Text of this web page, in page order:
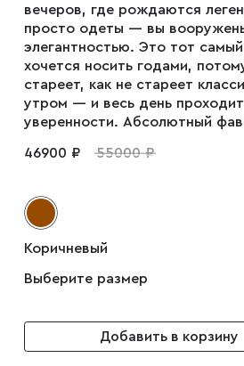
Парки
Плащи
Пиджаки
Джемперы
Водолазки
вечеров, где рождаются
просто одеты — вы
элегантностью. Это тот
хочется носить годами,
стареет, как не стареет
утром — и весь день
уверенности. Абсолютный
46900 ₽ 55000 ₽
Коричневый
Выберите размер
Добавить в корзину